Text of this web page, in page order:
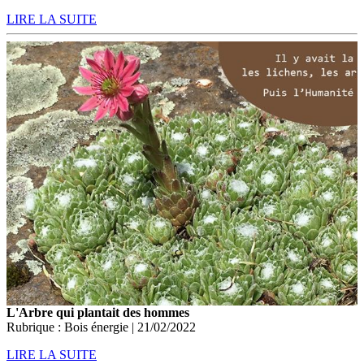
LIRE LA SUITE
L'Arbre qui plantait des hommes
Rubrique : Bois énergie | 21/02/2022
LIRE LA SUITE